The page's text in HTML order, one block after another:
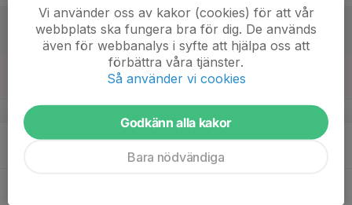
Vi använder oss av kakor (cookies) för att vår
webbplats ska fungera bra för dig. De används
även för webbanalys i syfte att hjälpa oss att
förbättra våra tjänster.
Så använder vi cookies
Godkänn alla kakor
Bara nödvändiga